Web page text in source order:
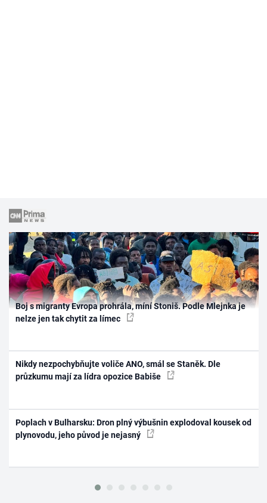
Boj s migranty Evropa prohrála, míní Stoniš. Podle Mlejnka je
nelze jen tak chytit za límec
Nikdy nezpochybňujte voliče ANO, smál se Staněk. Dle
průzkumu mají za lídra opozice Babiše
Poplach v Bulharsku: Dron plný výbušnin explodoval kousek od
plynovodu, jeho původ je nejasný